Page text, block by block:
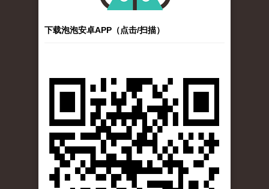
下载泡泡安卓APP（点击/扫描）